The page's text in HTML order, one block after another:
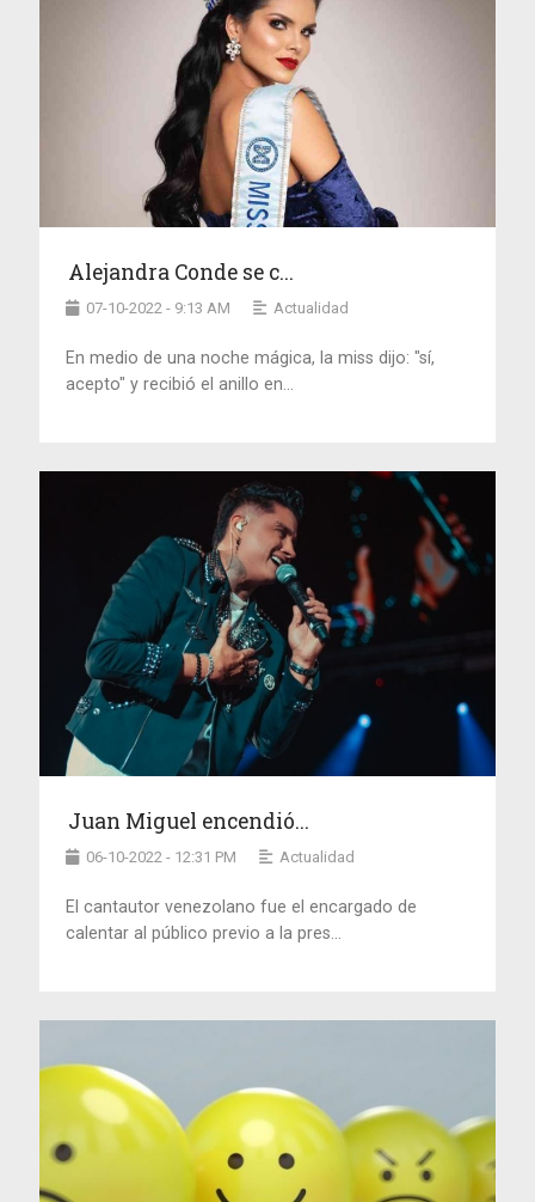
Alejandra Conde se c...
07-10-2022 - 9:13 AM Actualidad
En medio de una noche mágica, la miss dijo: "sí,
acepto" y recibió el anillo en...
Juan Miguel encendió...
06-10-2022 - 12:31 PM Actualidad
El cantautor venezolano fue el encargado de
calentar al público previo a la pres...